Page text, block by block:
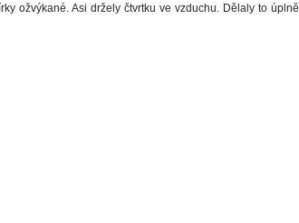
ožvýkané. Asi držely čtvrtku ve vzduchu. Dělaly to úplně